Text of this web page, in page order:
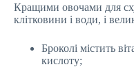
Кращими овочами для
клітковини і води, і
Броколі містить
кислоту;